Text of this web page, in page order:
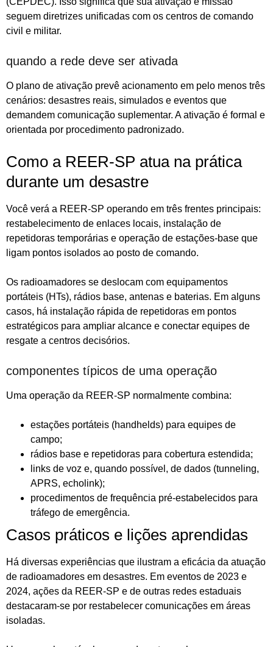
seguem diretrizes unificadas com os centros de comando
civil e militar.
quando a rede deve ser ativada
O plano de ativação prevê acionamento em pelo menos três
cenários: desastres reais, simulados e eventos que
demandem comunicação suplementar. A ativação é formal e
orientada por procedimento padronizado.
Como a REER-SP atua na prática
durante um desastre
Você verá a REER-SP operando em três frentes principais:
restabelecimento de enlaces locais, instalação de
repetidoras temporárias e operação de estações-base que
ligam pontos isolados ao posto de comando.
Os radioamadores se deslocam com equipamentos
portáteis (HTs), rádios base, antenas e baterias. Em alguns
casos, há instalação rápida de repetidoras em pontos
estratégicos para ampliar alcance e conectar equipes de
resgate a centros decisórios.
componentes típicos de uma operação
Uma operação da REER-SP normalmente combina:
estações portáteis (handhelds) para equipes de
campo;
rádios base e repetidoras para cobertura estendida;
links de voz e, quando possível, de dados (tunneling,
APRS, echolink);
procedimentos de frequência pré-estabelecidos para
tráfego de emergência.
Casos práticos e lições aprendidas
Há diversas experiências que ilustram a eficácia da atuação
de radioamadores em desastres. Em eventos de 2023 e
2024, ações da REER-SP e de outras redes estaduais
destacaram-se por restabelecer comunicações em áreas
isoladas.